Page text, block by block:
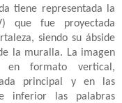
tiene representada la
que fue proyectada
siendo su ábside
la muralla. La imagen
formato vertical,
principal y en las
inferior las palabras